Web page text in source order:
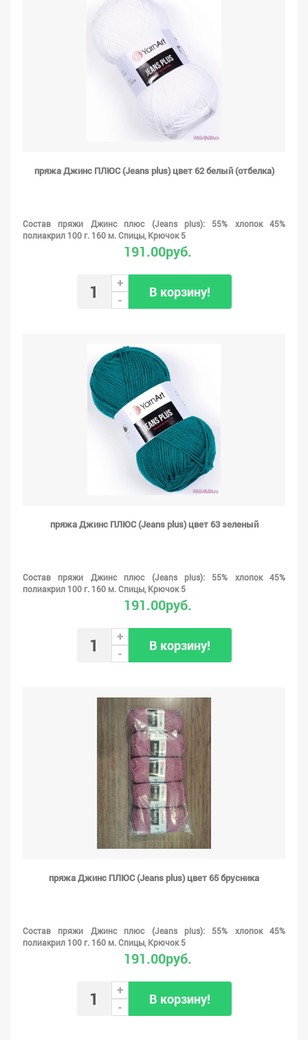
пряжа Джинс ПЛЮС (Jeans plus) цвет 62 белый (отбелка)
Состав пряжи Джинс плюс (Jeans plus): 55% хлопок 45%
полиакрил 100 г. 160 м. Спицы, Крючок 5
191.00руб.
+
-
В корзину!
пряжа Джинс ПЛЮС (Jeans plus) цвет 63 зеленый
Состав пряжи Джинс плюс (Jeans plus): 55% хлопок 45%
полиакрил 100 г. 160 м. Спицы, Крючок 5
191.00руб.
+
-
В корзину!
пряжа Джинс ПЛЮС (Jeans plus) цвет 65 брусника
Состав пряжи Джинс плюс (Jeans plus): 55% хлопок 45%
полиакрил 100 г. 160 м. Спицы, Крючок 5
191.00руб.
+
-
В корзину!